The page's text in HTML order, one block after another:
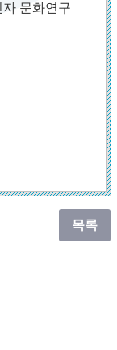
문화연구